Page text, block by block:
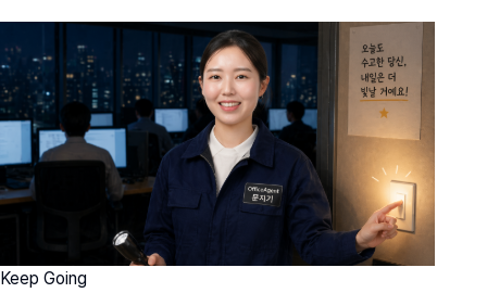
Keep Going